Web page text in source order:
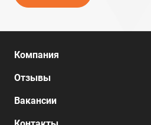
Компания
Отзывы
Вакансии